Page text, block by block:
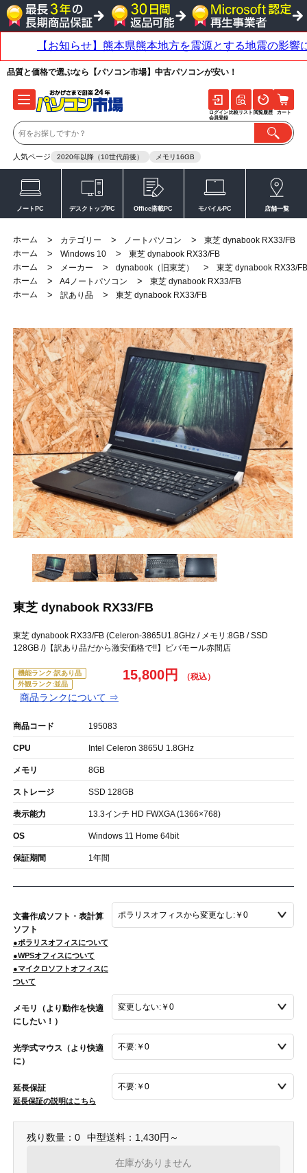
品質と価格で選ぶなら【パソコン市場】中古パソコンが安い！
人気ページ 2020年以降（10世代前後） メモリ16GB
ログイン
会員登録
比較リスト 閲覧履歴 カート
ノートPC デスクトップPC Office搭載PC モバイルPC 店舗一覧
ホーム > カテゴリー > ノートパソコン >
東芝 dynabook RX33/FB
ホーム
> Windows 10 >
東芝 dynabook RX33/FB
ホーム
> メーカー > dynabook（旧東芝） >
東芝 dynabook RX33/FB
ホーム
> A4ノートパソコン >
東芝 dynabook RX33/FB
ホーム
> 訳あり品 > 東芝 dynabook RX33/FB
東芝 dynabook RX33/FB
東芝 dynabook RX33/FB (Celeron-3865U1.8GHz / メモリ:8GB / SSD
128GB /)【訳あり品だから激安価格で!!】ビバモール赤間店
機能ランク:訳あり品
外観ランク:並品
商品ランクについて ⇒
15,800円
商品コード 195083
CPU Intel Celeron 3865U 1.8GHz
メモリ 8GB
ストレージ SSD 128GB
表示能力 13.3インチ HD FWXGA (1366×768)
OS Windows 11 Home 64bit
保証期間 1年間
文書作成ソフト・表計算
ソフト
●ポラリスオフィスについて
●WPSオフィスについて
●マイクロソフトオフィスに
ついて
メモリ（より動作を快適
にしたい！）
光学式マウス（より快適
に）
延長保証
延長保証の説明はこちら
残り数量：0 中型送料：1,430円～
在庫がありません